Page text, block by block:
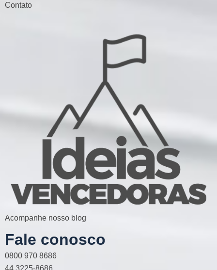
Contato
Acompanhe nosso blog
Fale conosco
0800 970 8686
44 3225-8686